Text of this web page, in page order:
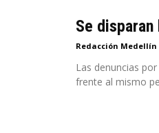
Se
Redacción Medellín
Las denuncias
frente al mismo